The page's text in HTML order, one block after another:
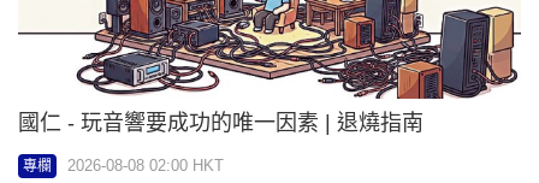
國仁 - 玩音響要成功的唯一因素 | 退燒指南
專欄 2026-08-08 02:00 HKT